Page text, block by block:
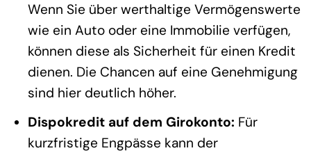
Wenn Sie über werthaltige Vermögenswerte
wie ein Auto oder eine Immobilie verfügen,
können diese als Sicherheit für einen Kredit
dienen. Die Chancen auf eine Genehmigung
sind hier deutlich höher.
Dispokredit auf dem Girokonto: Für
kurzfristige Engpässe kann der